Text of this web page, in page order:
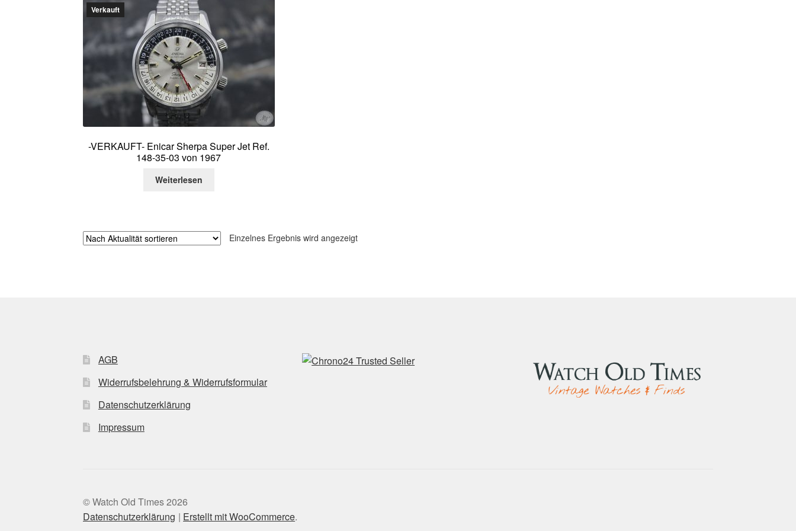
Verkauft
-VERKAUFT- Enicar Sherpa Super Jet Ref.
148-35-03 von 1967
Weiterlesen
Einzelnes Ergebnis wird angezeigt
AGB
Widerrufsbelehrung & Widerrufsformular
Datenschutzerklärung
Impressum
© Watch Old Times 2026
Datenschutzerklärung
Erstellt mit WooCommerce.